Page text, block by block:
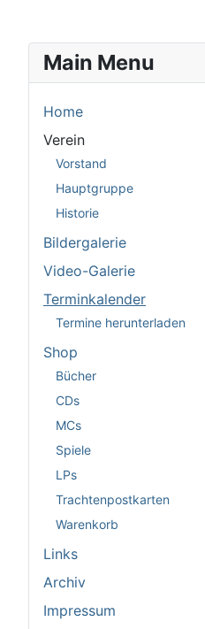
Main Menu
Home
Verein
Vorstand
Hauptgruppe
Historie
Bildergalerie
Video-Galerie
Terminkalender
Termine herunterladen
Shop
Bücher
CDs
MCs
Spiele
LPs
Trachtenpostkarten
Warenkorb
Links
Archiv
Impressum